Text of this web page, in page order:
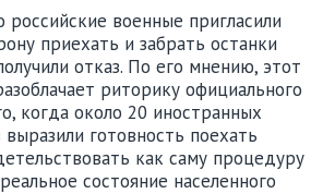
российские военные пригласили
приехать и забрать останки
отказ. По его мнению, этот
риторику официального
когда около 20 иностранных
готовность поехать
как саму процедуру
состояние населенного